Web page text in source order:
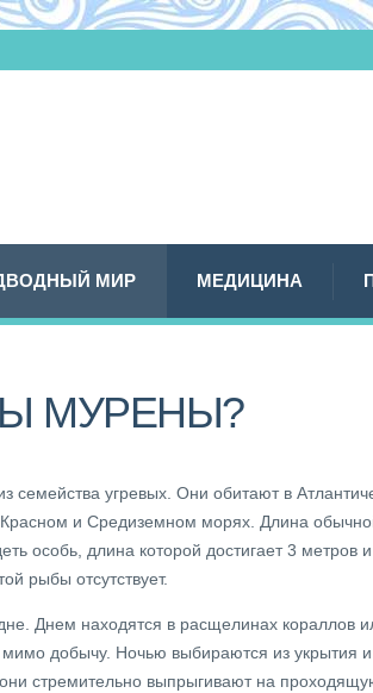
МИР МЕДИЦИНА
МУРЕНЫ?
семейства угревых. Они обитают в
Красном и Средиземном морях. Длина
особь, длина которой достигает 3 метров
рыбы отсутствует.
Днем находятся в расщелинах кораллов
добычу. Ночью выбираются из укрытия и
стремительно выпрыгивают на